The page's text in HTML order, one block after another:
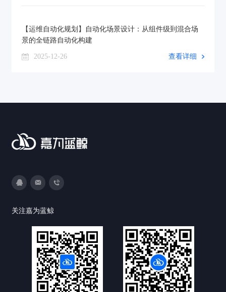
【运维自动化规划】自动化场景设计：从组件级到混合场
景的全链路自动化构建
2025-12-26 查看详细
关注嘉为蓝鲸